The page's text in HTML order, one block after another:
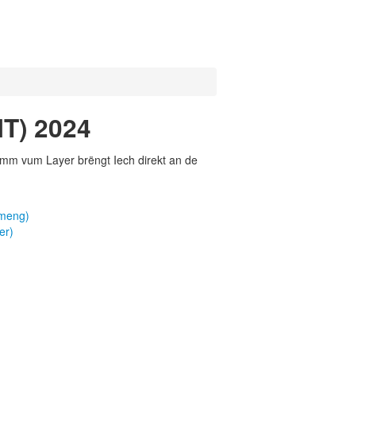
2024
vum Layer brëngt Iech direkt an de